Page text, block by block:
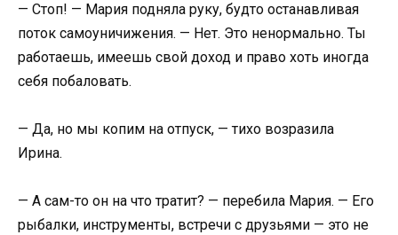
— Стоп! — Мария подняла руку, будто останавливая
поток самоуничижения. — Нет. Это ненормально. Ты
работаешь, имеешь свой доход и право хоть иногда
себя побаловать.
— Да, но мы копим на отпуск, — тихо возразила
Ирина.
— А сам-то он на что тратит? — перебила Мария. — Его
рыбалки, инструменты, встречи с друзьями — это не